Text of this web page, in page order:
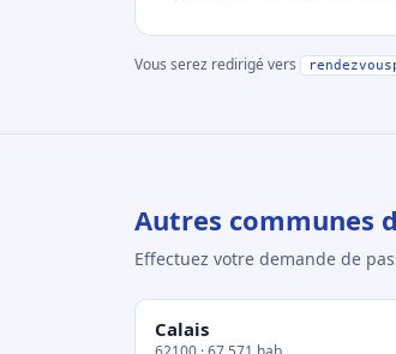
Vous serez redirigé vers
Autres communes
Effectuez votre demande de
Calais